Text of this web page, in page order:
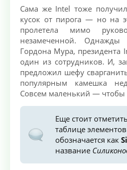
Сама же Intel тоже
кусок от пирога — но на
пролетела мимо
незамеченной.
Гордона Мура, президента
один из сотрудников. И,
предложил шефу
популярным камешка
Совсем маленький — чтобы
Еще стоит
таблице
обозначается как Si
название